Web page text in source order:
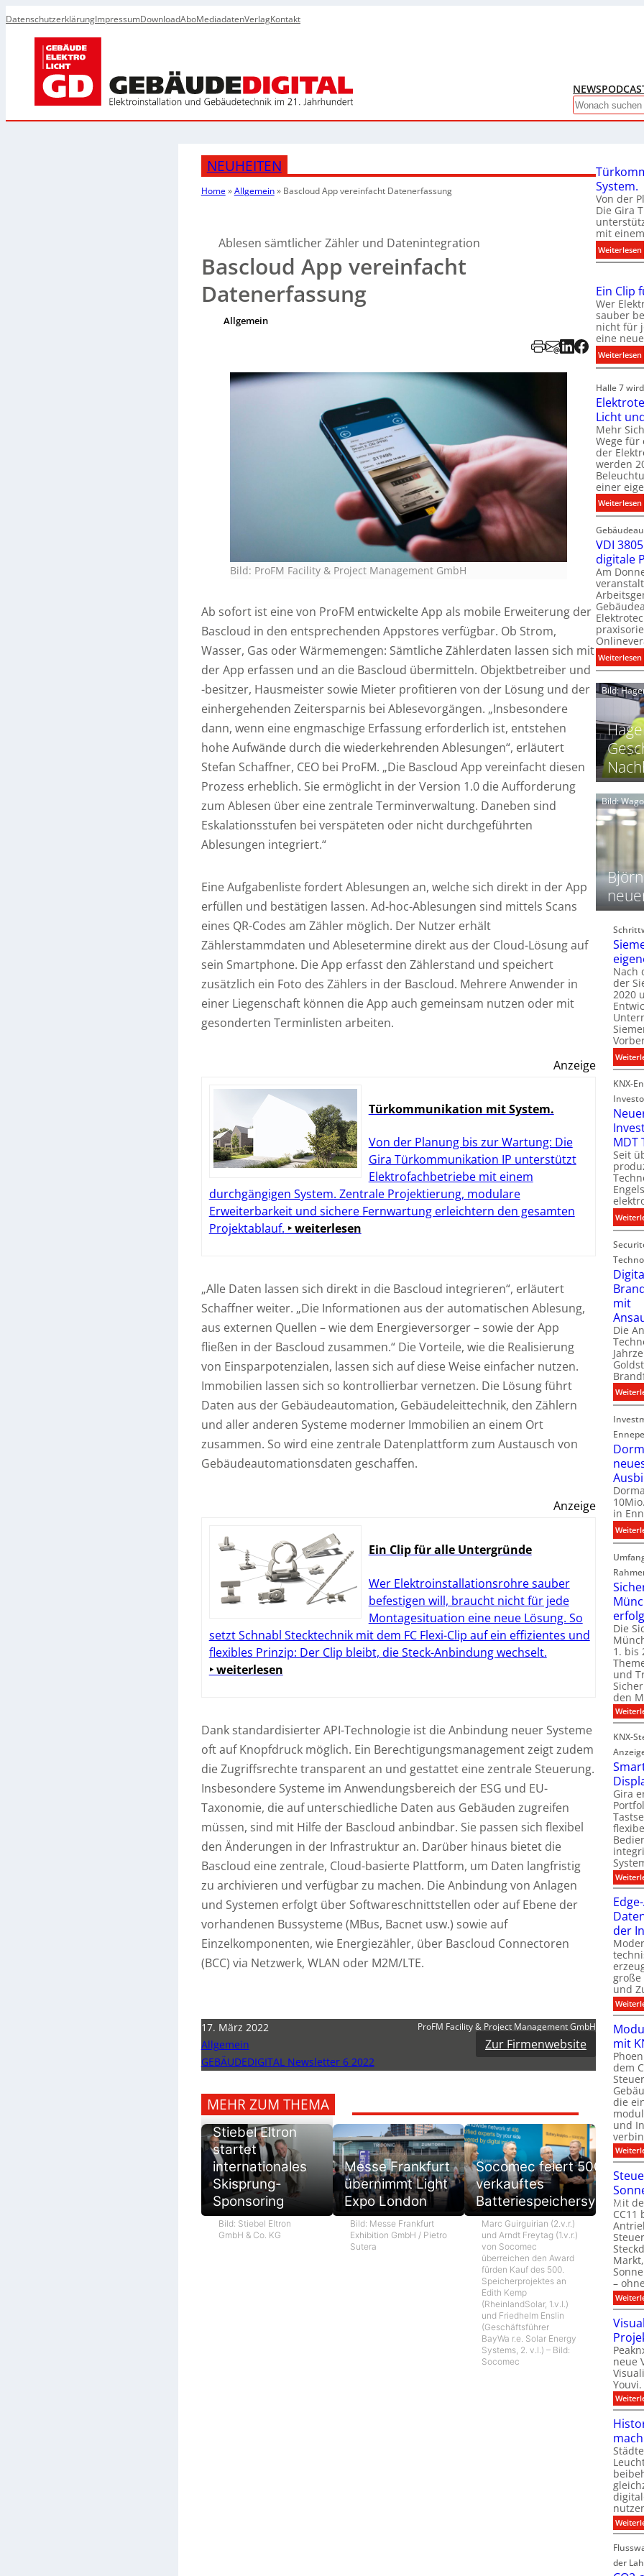
DatenschutzerklärungImpressumDownloadAboMediadatenVerlagKontakt
NEWS
Search
NEUHEITEN
Home»Allgemein» Bascloud App vereinfacht Datenerfassung
Ablesen sämtlicher Zähler und Datenintegration
Bascloud App vereinfacht
Datenerfassung
Allgemein
Bild: ProFM Facility & Project Management GmbH
Ab sofort ist eine von ProFM entwickelte App als mobile Erweiterung der
Bascloud in den entsprechenden Appstores verfügbar. Ob Strom,
Wasser, Gas oder Wärmemengen: Sämtliche Zählerdaten lassen sich mit
der App erfassen und an die Bascloud übermitteln. Objektbetreiber und
-besitzer, Hausmeister sowie Mieter profitieren von der Lösung und der
einhergehenden Zeitersparnis bei Ablesevorgängen. „Insbesondere
dann, wenn eine engmaschige Erfassung erforderlich ist, entstehen
hohe Aufwände durch die wiederkehrenden Ablesungen“, erläutert
Stefan Schaffner, CEO bei ProFM. „Die Bascloud App vereinfacht diesen
Prozess erheblich. Sie ermöglicht in der Version 1.0 die Aufforderung
zum Ablesen über eine zentrale Terminverwaltung. Daneben sind
Eskalationsstufen bei verspäteten oder nicht durchgeführten
Ablesungen integriert.“
Eine Aufgabenliste fordert Ablesungen an, welche sich direkt in der App
erfüllen und bestätigen lassen. Ad-hoc-Ablesungen sind mittels Scans
eines QR-Codes am Zähler möglich. Der Nutzer erhält
Zählerstammdaten und Ablesetermine direkt aus der Cloud-Lösung auf
sein Smartphone. Die App erfasst den Zählerstand und speichert
zusätzlich ein Foto des Zählers in der Bascloud. Mehrere Anwender in
einer Liegenschaft können die App auch gemeinsam nutzen oder mit
gesonderten Terminlisten arbeiten.
Anzeige
Türkommunikation mit System.
Von der Planung bis zur Wartung: Die
Gira Türkommunikation IP unterstützt
Elektrofachbetriebe mit einem
durchgängigen System. Zentrale Projektierung, modulare
Erweiterbarkeit und sichere Fernwartung erleichtern den gesamten
Projektablauf. ‣ weiterlesen
„Alle Daten lassen sich direkt in die Bascloud integrieren“, erläutert
Schaffner weiter. „Die Informationen aus der automatischen Ablesung,
aus externen Quellen – wie dem Energieversorger – sowie der App
fließen in der Bascloud zusammen.“ Die Vorteile, wie die Realisierung
von Einsparpotenzialen, lassen sich auf diese Weise einfacher nutzen.
Immobilien lassen sich so kontrollierbar vernetzen. Die Lösung führt
Daten aus der Gebäudeautomation, Gebäudeleittechnik, den Zählern
und aller anderen Systeme moderner Immobilien an einem Ort
zusammen. So wird eine zentrale Datenplattform zum Austausch von
Gebäudeautomationsdaten geschaffen.
Anzeige
Ein Clip für alle Untergründe
Wer Elektroinstallationsrohre sauber
befestigen will, braucht nicht für jede
Montagesituation eine neue Lösung. So
setzt Schnabl Stecktechnik mit dem FC Flexi-Clip auf ein effizientes und
flexibles Prinzip: Der Clip bleibt, die Steck-Anbindung wechselt.
‣ weiterlesen
Dank standardisierter API-Technologie ist die Anbindung neuer Systeme
oft auf Knopfdruck möglich. Ein Berechtigungsmanagement zeigt zudem
die Zugriffsrechte transparent an und gestattet eine zentrale Steuerung.
Insbesondere Systeme im Anwendungsbereich der ESG und EU-
Taxonomie, die auf unterschiedliche Daten aus Gebäuden zugreifen
müssen, sind mit Hilfe der Bascloud anbindbar. Sie passen sich flexibel
den Änderungen in der Infrastruktur an. Darüber hinaus bietet die
Bascloud eine zentrale, Cloud-basierte Plattform, um Daten langfristig
zu archivieren und verfügbar zu machen. Die Anbindung von Anlagen
und Systemen erfolgt über Softwareschnittstellen oder auf Ebene der
vorhandenen Bussysteme (MBus, Bacnet usw.) sowie auf
Einzelkomponenten, wie Energiezähler, über Bascloud Connectoren
(BCC) via Netzwerk, WLAN oder M2M/LTE.
17. März 2022
Allgemein
GEBÄUDEDIGITAL Newsletter 6 2022
ProFM Facility & Project Management GmbH
Zur Firmenwebsite
MEHR ZUM THEMA
Stiebel Eltron
startet
internationales
Skisprung-
Sponsoring
Bild: Stiebel Eltron
GmbH & Co. KG
Messe Frankfurt
übernimmt Light
Expo London
Bild: Messe Frankfurt
Exhibition GmbH / Pietro
Sutera
Socomec feiert 500.
verkauftes
Batteriespeichersystem
Marc Guirguirian (2.v.r.)
und Arndt Freytag (1.v.r.)
von Socomec
überreichen den Award
fürden Kauf des 500.
Speicherprojektes an
Edith Kemp
(RheinlandSolar, 1.v.l.)
und Friedhelm Enslin
(Geschäftsführer
BayWa r.e. Solar Energy
Systems, 2. v.l.) – Bild:
Socomec
System.
Von der
Die Gira
mit
Weiterlesen:
r
u
i
k
t
i
i
t
s
t
.
Ein Clip
Wer
sauber
nicht für
eine
Weiterlesen:
l
i
f
r
a
l
l
e
t
e
r
r
ü
Halle 7
Licht
Mehr
Wege für
der
werden
einer
Weiterlesen:
l
e
k
t
r
t
c
n
2
c
h
t
l
e
c
t
s
t
e
c
i
k
VDI
digitale
Am
Weiterlesen:
I
0
5
l
s
s
e
f
r
i
g
i
t
l
d
k
t
a
t
Bild:
Bild:
Nach
der
2020
KNX-
MDT
Seit
mit
Die
in
Die
1. bis
und
den
KNX-
Gira
der
große
und
mit
dem
die
und
Mit
CC11
–
neue
Youvi.
der